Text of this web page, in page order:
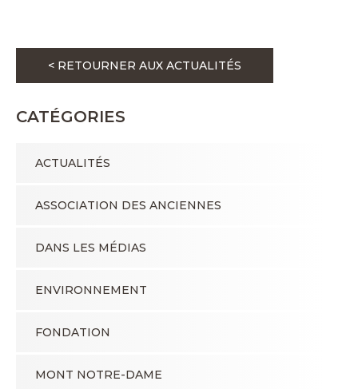
< RETOURNER AUX ACTUALITÉS
CATÉGORIES
ACTUALITÉS
ASSOCIATION DES ANCIENNES
DANS LES MÉDIAS
ENVIRONNEMENT
FONDATION
MONT NOTRE-DAME